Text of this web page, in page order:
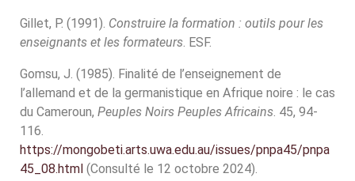
Gillet, P. (1991). Construire la formation : outils pour les
enseignants et les formateurs. ESF.
Gomsu, J. (1985). Finalité de l’enseignement de
l’allemand et de la germanistique en Afrique noire : le cas
du Cameroun, Peuples Noirs Peuples Africains. 45, 94-
116.
https://mongobeti.arts.uwa.edu.au/issues/pnpa45/pnpa
45_08.html (Consulté le 12 octobre 2024).